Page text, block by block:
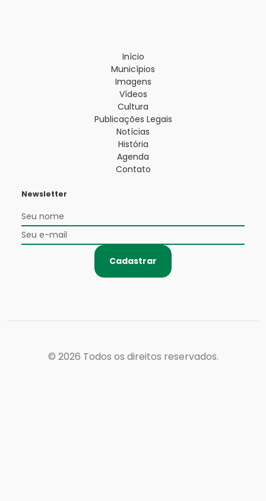
Início
Municípios
Imagens
Vídeos
Cultura
Publicações Legais
Notícias
História
Agenda
Contato
Newsletter
Cadastrar
© 2026 Todos os direitos reservados.